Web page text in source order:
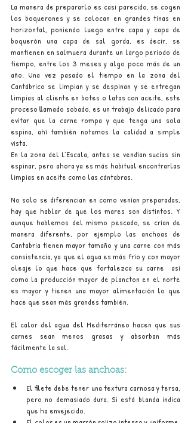
La manera de prepararlo es casi parecido, se cogen
los boquerones y se colocan en grandes tinas en
horizontal, poniendo luego entre capa y capa de
boquerón una capa de sal gorda, es decir, se
mantienen en salmuera durante un largo periodo de
tiempo, entre los 3 meses y algo poco más de un
año. Una vez pasado el tiempo en la zona del
Cantábrico se limpian y se despinan y se entregan
limpias al cliente en botes o latas con aceite, este
proceso llamado sobado, es un trabajo delicado para
evitar que la carne rompa y que tenga una sola
espina, ahí también notamos la calidad a simple
vista.
En la zona del L´Escala, antes se vendían sucias sin
espinar, pero ahora ya es más habitual encontrarlas
limpias en aceite como las cántabras.
No solo se diferencian en como venían preparadas,
hay que hablar de que los mares son distintos. Y
aunque hablemos del mismo pescado, se crían de
manera diferente, por ejemplo las anchoas de
Cantabria tienen mayor tamaño y una carne con más
consistencia, ya que el agua es más frío y con mayor
oleaje lo que hace que fortalezca su carne  así
como la producción mayor de plancton en el norte
es mayor y tienen una mayor alimentación lo que
hace que sean más grandes también.
El calor del agua del Mediterráneo hacen que sus
carnes sean menos grasas y absorban más
fácilmente la sal.
Como escoger las anchoas:
El filete debe tener una textura carnosa y tersa,
pero no demasiado dura. Si está blanda indica
que ha envejecido.